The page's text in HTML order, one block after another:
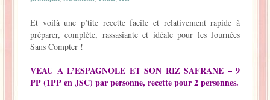
Ma période Weight Watchers
Et voilà une p’tite recette facile et relativement rapide à
préparer, complète, rassasiante et idéale pour les Journées
Sans Compter !
VEAU A L’ESPAGNOLE ET SON RIZ SAFRANE – 9
PP (1PP en JSC) par personne, recette pour 2 personnes.